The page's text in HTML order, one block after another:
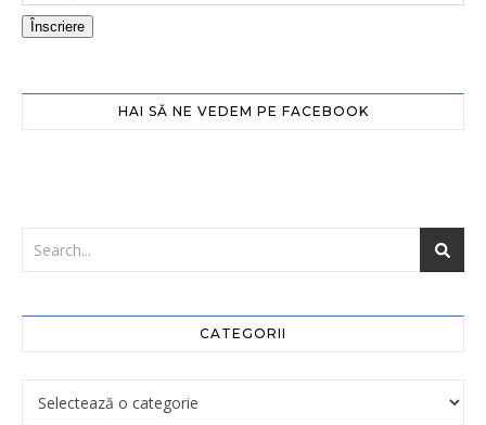
Înscriere
HAI SĂ NE VEDEM PE FACEBOOK
CATEGORII